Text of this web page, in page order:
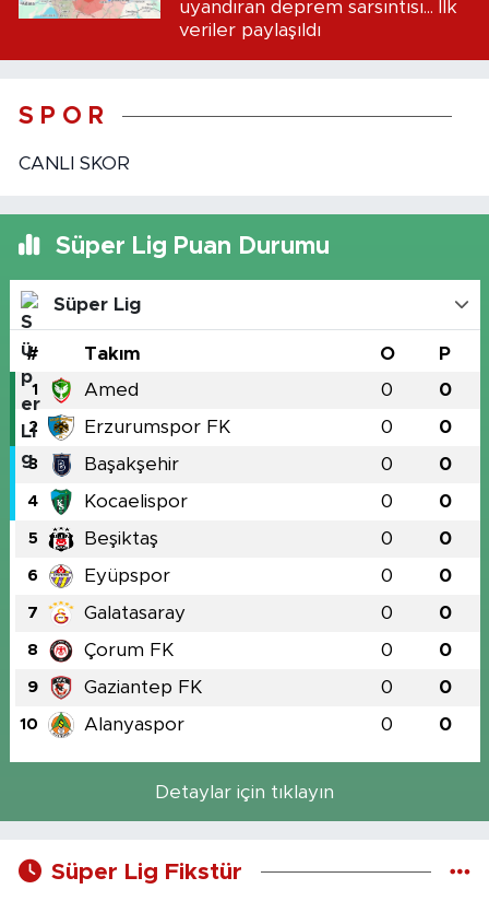
uyandıran deprem sarsıntısı... İlk
veriler paylaşıldı
S P O R
CANLI SKOR
Süper Lig Puan Durumu
Süper Lig
# Takım O P
1 Amed 0 0
2 Erzurumspor FK 0 0
3 Başakşehir 0 0
4 Kocaelispor 0 0
5 Beşiktaş 0 0
6 Eyüpspor 0 0
7 Galatasaray 0 0
8 Çorum FK 0 0
9 Gaziantep FK 0 0
10 Alanyaspor 0 0
Detaylar için tıklayın
Süper Lig Fikstür